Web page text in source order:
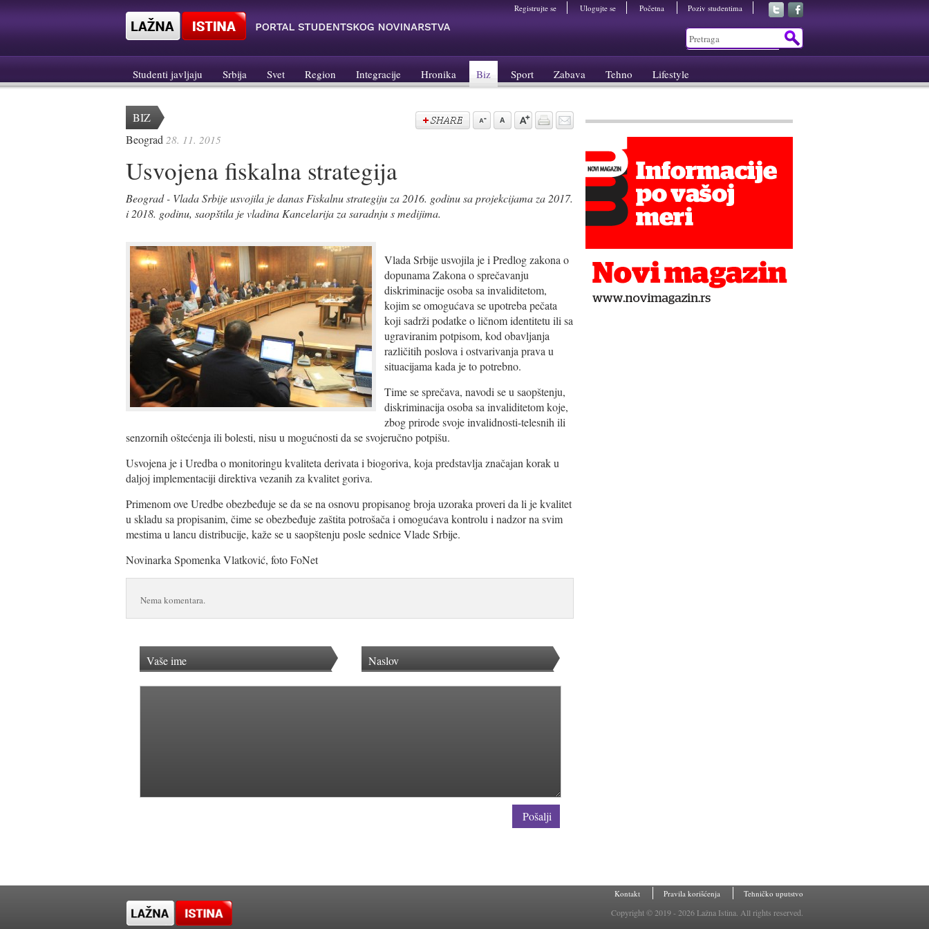
Registrujte se Ulogujte se Početna Poziv studentima
Studenti javljaju Srbija Svet Region Integracije Hronika Biz Sport Zabava Tehno Lifestyle
BIZ
Beograd 28. 11. 2015
Usvojena fiskalna strategija
Beograd - Vlada Srbije usvojila je danas Fiskalnu strategiju za 2016. godinu sa projekcijama za 2017.
i 2018. godinu, saopštila je vladina Kancelarija za saradnju s medijima.
Vlada Srbije usvojila je i Predlog zakona o
dopunama Zakona o sprečavanju
diskriminacije osoba sa invaliditetom,
kojim se omogućava se upotreba pečata
koji sadrži podatke o ličnom identitetu ili sa
ugraviranim potpisom, kod obavljanja
različitih poslova i ostvarivanja prava u
situacijama kada je to potrebno.
Time se sprečava, navodi se u saopštenju,
diskriminacija osoba sa invaliditetom koje,
zbog prirode svoje invalidnosti-telesnih ili
senzornih oštećenja ili bolesti, nisu u mogućnosti da se svojeručno potpišu.
Usvojena je i Uredba o monitoringu kvaliteta derivata i biogoriva, koja predstavlja značajan korak u
daljoj implementaciji direktiva vezanih za kvalitet goriva.
Primenom ove Uredbe obezbeđuje se da se na osnovu propisanog broja uzoraka proveri da li je kvalitet
u skladu sa propisanim, čime se obezbeđuje zaštita potrošača i omogućava kontrolu i nadzor na svim
mestima u lancu distribucije, kaže se u saopštenju posle sednice Vlade Srbije.
Novinarka Spomenka Vlatković, foto FoNet
Nema komentara.
Pošalji
Kontakt Pravila korišćenja Tehničko uputstvo
Copyright © 2019 - 2026 Lažna Istina. All rights reserved.